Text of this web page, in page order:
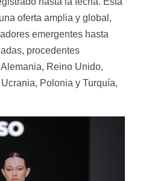
oferta amplia y global,
emergentes hasta
procedentes
Reino Unido,
Polonia y Turquía,